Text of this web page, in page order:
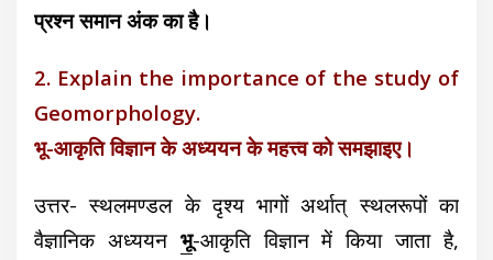
प्रश्न समान अंक का है।
2. Explain the importance of the study of
Geomorphology.
भू-आकृति विज्ञान के अध्ययन के महत्त्व को समझाइए।
उत्तर- स्थलमण्डल के दृश्य भागों अर्थात् स्थलरूपों का
वैज्ञानिक अध्ययन भू-आकृति विज्ञान में किया जाता है,